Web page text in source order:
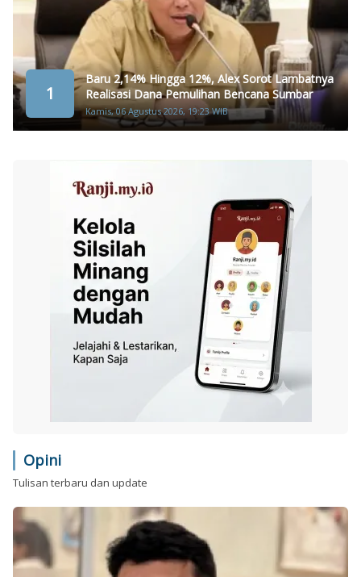
1
Baru 2,14% Hingga 12%, Alex Sorot Lambatnya
Realisasi Dana Pemulihan Bencana Sumbar
Kamis, 06 Agustus 2026, 19:23 WIB
Opini
Tulisan terbaru dan update